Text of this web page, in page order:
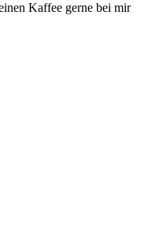
Kaffee gerne bei mir